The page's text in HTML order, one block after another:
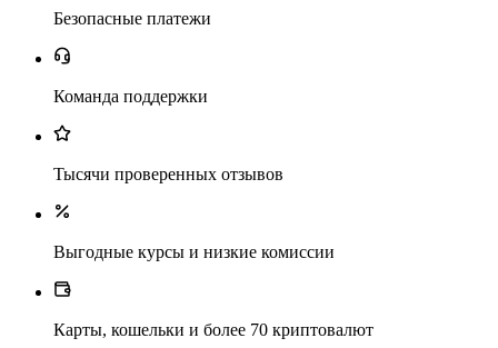
Безопасные платежи
Команда поддержки
Тысячи проверенных отзывов
Выгодные курсы и низкие комиссии
Карты, кошельки и более 70 криптовалют